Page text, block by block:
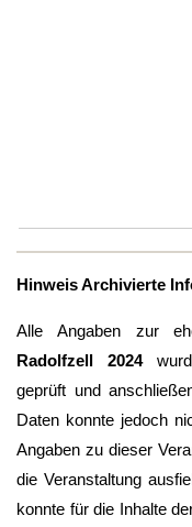
Hinweis Archivierte
Alle Angaben zur
Radolfzell 2024
geprüft und
Daten konnte jedoch
Angaben zu dieser
die Veranstaltung
konnte für die Inhalte